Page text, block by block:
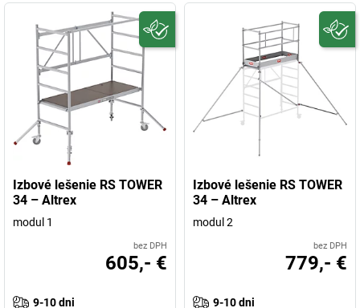
Izbové lešenie RS TOWER
34 – Altrex
modul 1
bez DPH
605,- €
9-10 dni
Izbové lešenie RS TOWER
34 – Altrex
modul 2
bez DPH
779,- €
9-10 dni